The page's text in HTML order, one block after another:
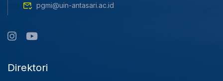
pgmi@uin-antasari.ac.id
Direktori